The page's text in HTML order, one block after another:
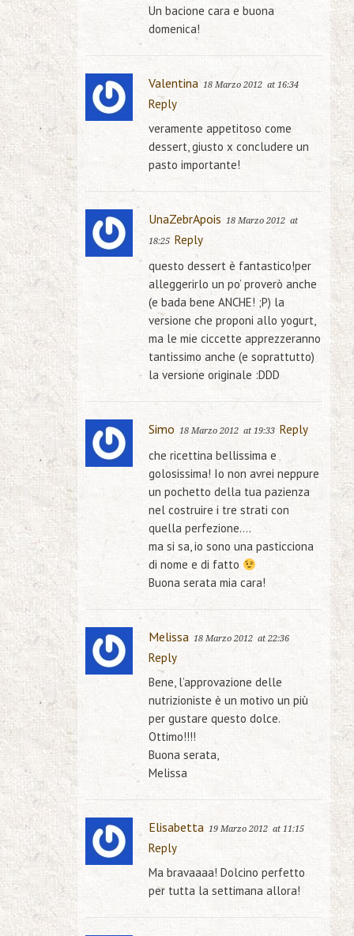
Un bacione cara e buona
domenica!
Valentina 18 Marzo 2012 at 16:34
Reply
veramente appetitoso come
dessert, giusto x concludere un
pasto importante!
UnaZebrApois 18 Marzo 2012 at
18:25 Reply
questo dessert è fantastico!per
alleggerirlo un po’ proverò anche
(e bada bene ANCHE! ;P) la
versione che proponi allo yogurt,
ma le mie ciccette apprezzeranno
tantissimo anche (e soprattutto)
la versione originale :DDD
Simo 18 Marzo 2012 at 19:33 Reply
che ricettina bellissima e
golosissima! Io non avrei neppure
un pochetto della tua pazienza
nel costruire i tre strati con
quella perfezione….
ma si sa, io sono una pasticciona
di nome e di fatto
Buona serata mia cara!
Melissa 18 Marzo 2012 at 22:36
Reply
Bene, l’approvazione delle
nutrizioniste è un motivo un più
per gustare questo dolce.
Ottimo!!!!
Buona serata,
Melissa
Elisabetta 19 Marzo 2012 at 11:15
Reply
Ma bravaaaa! Dolcino perfetto
per tutta la settimana allora!